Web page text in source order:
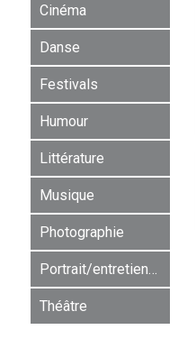
Cinéma
Danse
Festivals
Humour
Littérature
Musique
Photographie
Portrait/entretien/rencontre
Théâtre